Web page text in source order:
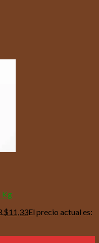
Kg
$11,33El precio actual es: